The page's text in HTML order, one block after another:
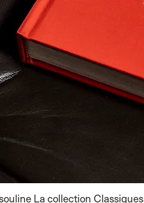
La collection Classiques